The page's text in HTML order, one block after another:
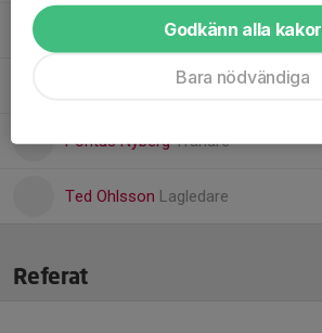
Christoffer EinarssonMaterialare
Peter HellströmSjukvårdare
Pontus NybergTränare
Ted Ohlsson Lagledare
Referat
Godkänn alla kakor
Bara nödvändiga